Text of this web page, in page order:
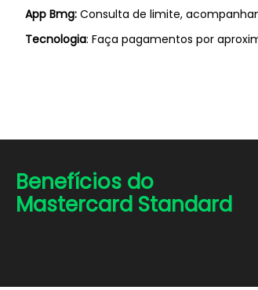
App Bmg: Consulta de limite,
Tecnologia: Faça pagamentos por
Benefícios do
Mastercard Standard